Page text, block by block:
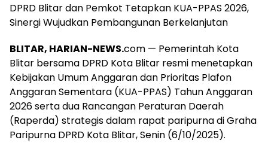
DPRD Blitar dan Pemkot Tetapkan KUA-PPAS 2026,
Sinergi Wujudkan Pembangunan Berkelanjutan
BLITAR, HARIAN-NEWS.com — Pemerintah Kota
Blitar bersama DPRD Kota Blitar resmi menetapkan
Kebijakan Umum Anggaran dan Prioritas Plafon
Anggaran Sementara (KUA-PPAS) Tahun Anggaran
2026 serta dua Rancangan Peraturan Daerah
(Raperda) strategis dalam rapat paripurna di Graha
Paripurna DPRD Kota Blitar, Senin (6/10/2025).